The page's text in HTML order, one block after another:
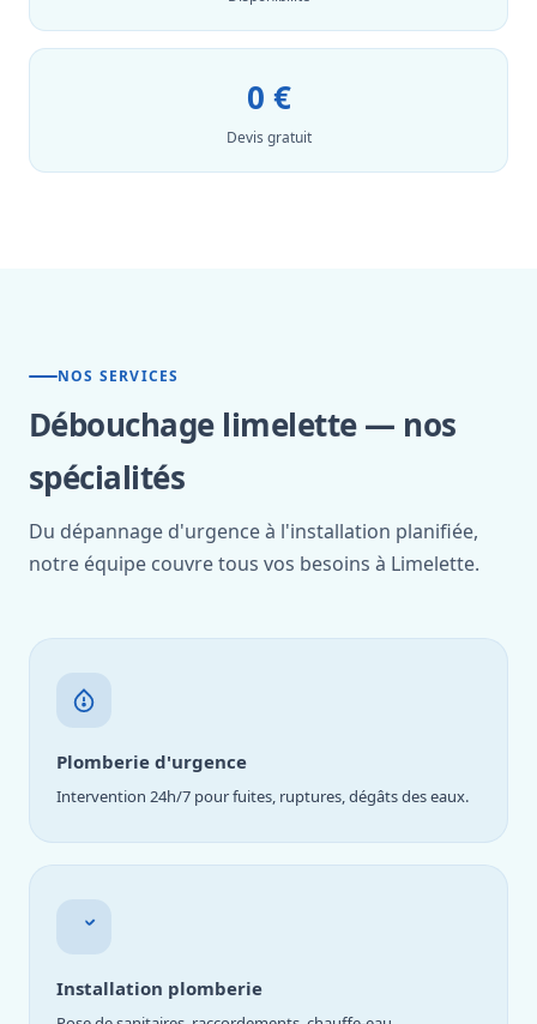
0 €
Devis gratuit
NOS SERVICES
Débouchage limelette — nos
spécialités
Du dépannage d'urgence à l'installation planifiée,
notre équipe couvre tous vos besoins à Limelette.
Plomberie d'urgence
Intervention 24h/7 pour fuites, ruptures, dégâts des eaux.
Installation plomberie